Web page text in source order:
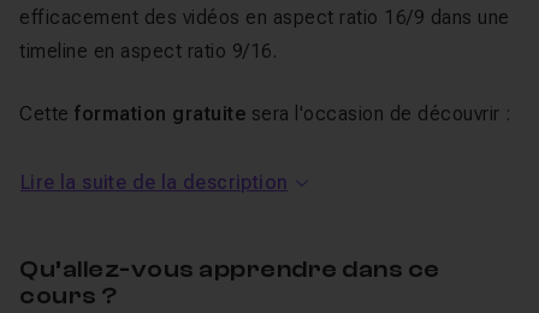
efficacement des vidéos en aspect ratio 16/9 dans une
timeline en aspect ratio 9/16.
Cette formation gratuite sera l'occasion de découvrir :
Les paramètres d'une timeline,
Le cadrage intelligent.
Lire la suite de la description
Qu’allez-vous apprendre dans ce
cours ?